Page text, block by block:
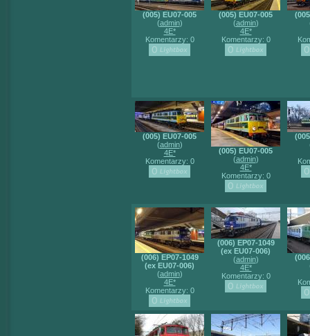
(005) EU07-005
(admin)
4E*
Komentarzy: 0
(005) EU07-005
(admin)
4E*
Komentarzy: 0
(005) EU07-005
(admin)
4E*
Komentarzy: 0
(005) EU07-005
(admin)
4E*
Komentarzy: 0
(006) EP07-1049
(ex EU07-006)
(admin)
4E*
Komentarzy: 0
(006) EP07-1049
(ex EU07-006)
(admin)
4E*
Komentarzy: 0